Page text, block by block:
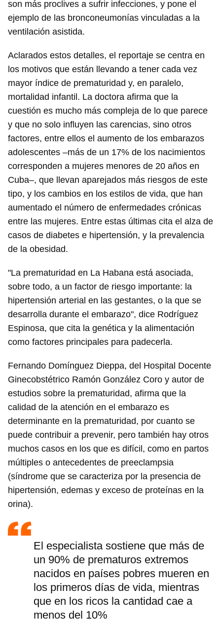
son más proclives a sufrir infecciones, y pone el
ejemplo de las bronconeumonías vinculadas a la
ventilación asistida.
Aclarados estos detalles, el reportaje se centra en
los motivos que están llevando a tener cada vez
mayor índice de prematuridad y, en paralelo,
mortalidad infantil. La doctora afirma que la
cuestión es mucho más compleja de lo que parece
y que no solo influyen las carencias, sino otros
factores, entre ellos el aumento de los embarazos
adolescentes –más de un 17% de los nacimientos
corresponden a mujeres menores de 20 años en
Cuba–, que llevan aparejados más riesgos de este
tipo, y los cambios en los estilos de vida, que han
aumentado el número de enfermedades crónicas
entre las mujeres. Entre estas últimas cita el alza de
casos de diabetes e hipertensión, y la prevalencia
de la obesidad.
"La prematuridad en La Habana está asociada,
sobre todo, a un factor de riesgo importante: la
hipertensión arterial en las gestantes, o la que se
desarrolla durante el embarazo", dice Rodríguez
Espinosa, que cita la genética y la alimentación
como factores principales para padecerla.
Fernando Domínguez Dieppa, del Hospital Docente
Ginecobstétrico Ramón González Coro y autor de
estudios sobre la prematuridad, afirma que la
calidad de la atención en el embarazo es
determinante en la prematuridad, por cuanto se
puede contribuir a prevenir, pero también hay otros
muchos casos en los que es difícil, como en partos
múltiples o antecedentes de preeclampsia
(síndrome que se caracteriza por la presencia de
hipertensión, edemas y exceso de proteínas en la
orina).
El especialista sostiene que más de
un 90% de prematuros extremos
nacidos en países pobres mueren en
los primeros días de vida, mientras
que en los ricos la cantidad cae a
menos del 10%